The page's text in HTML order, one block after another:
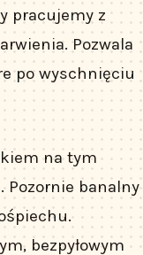
pracujemy z
Pozwala
po wyschnięciu
na tym
Pozornie banalny
bezpyłowym